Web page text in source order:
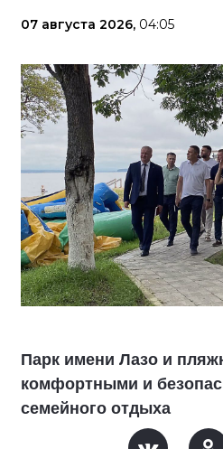
07 августа 2026, 04:05
Парк имени Лазо и
комфортными и
семейного отдыха